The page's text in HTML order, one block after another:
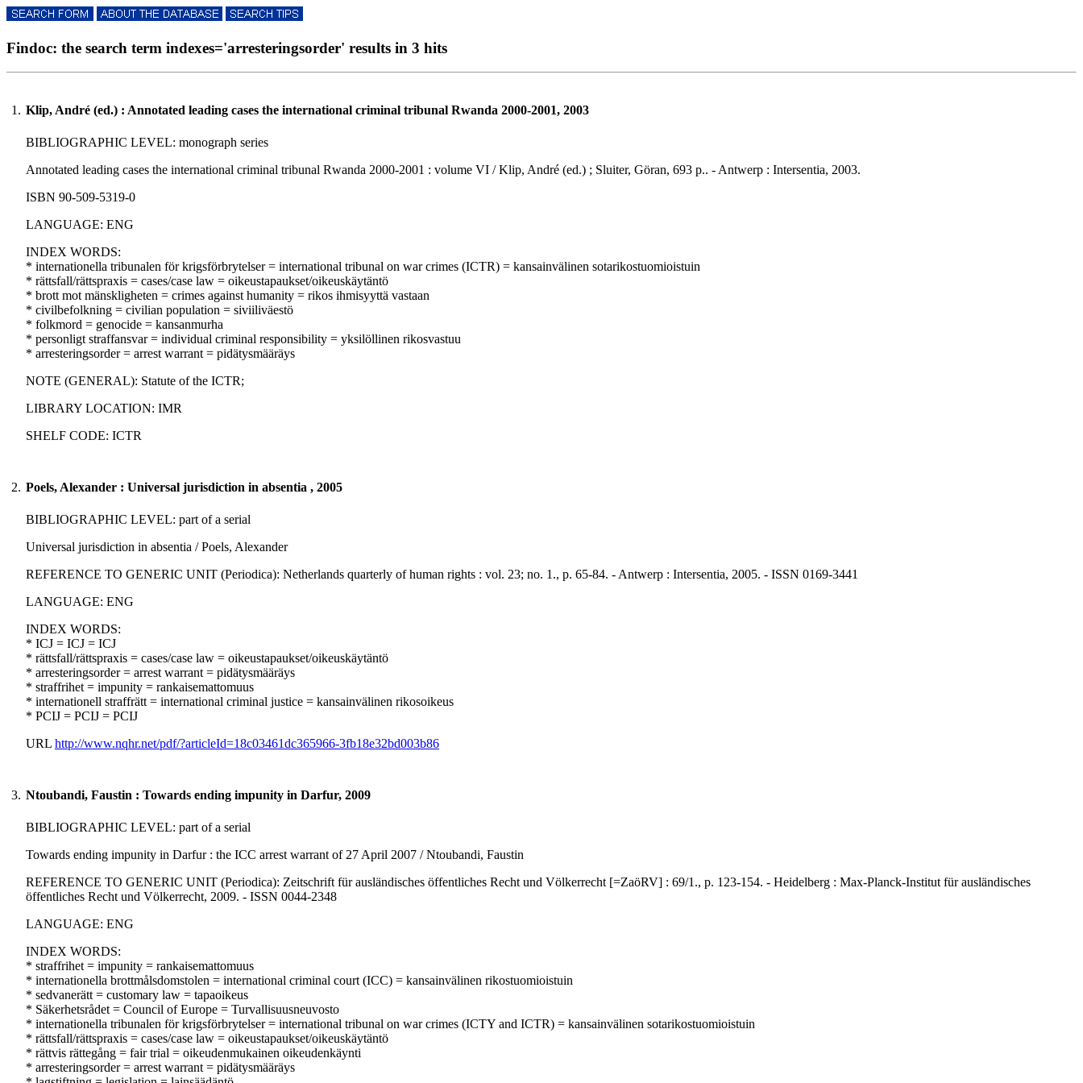
Findoc: the search term indexes='arresteringsorder' results in 3 hits
1. Klip, André (ed.) : Annotated leading cases the international criminal tribunal Rwanda 2000-2001, 2003
BIBLIOGRAPHIC LEVEL: monograph series
Annotated leading cases the international criminal tribunal Rwanda 2000-2001 : volume VI / Klip, André (ed.) ; Sluiter, Göran, 693 p.. - Antwerp : Intersentia, 2003.
ISBN 90-509-5319-0
LANGUAGE: ENG
INDEX WORDS:
* internationella tribunalen för krigsförbrytelser = international tribunal on war crimes (ICTR) = kansainvälinen sotarikostuomioistuin
* rättsfall/rättspraxis = cases/case law = oikeustapaukset/oikeuskäytäntö
* brott mot mänskligheten = crimes against humanity = rikos ihmisyyttä vastaan
* civilbefolkning = civilian population = siviiliväestö
* folkmord = genocide = kansanmurha
* personligt straffansvar = individual criminal responsibility = yksilöllinen rikosvastuu
* arresteringsorder = arrest warrant = pidätysmääräys
NOTE (GENERAL): Statute of the ICTR;
LIBRARY LOCATION: IMR
SHELF CODE: ICTR
2. Poels, Alexander : Universal jurisdiction in absentia , 2005
BIBLIOGRAPHIC LEVEL: part of a serial
Universal jurisdiction in absentia / Poels, Alexander
REFERENCE TO GENERIC UNIT (Periodica): Netherlands quarterly of human rights : vol. 23; no. 1., p. 65-84. - Antwerp : Intersentia, 2005. - ISSN 0169-3441
LANGUAGE: ENG
INDEX WORDS:
* ICJ = ICJ = ICJ
* rättsfall/rättspraxis = cases/case law = oikeustapaukset/oikeuskäytäntö
* arresteringsorder = arrest warrant = pidätysmääräys
* straffrihet = impunity = rankaisemattomuus
* internationell straffrätt = international criminal justice = kansainvälinen rikosoikeus
* PCIJ = PCIJ = PCIJ
URL http://www.nqhr.net/pdf/?articleId=18c03461dc365966-3fb18e32bd003b86
3. Ntoubandi, Faustin : Towards ending impunity in Darfur, 2009
BIBLIOGRAPHIC LEVEL: part of a serial
Towards ending impunity in Darfur : the ICC arrest warrant of 27 April 2007 / Ntoubandi, Faustin
REFERENCE TO GENERIC UNIT (Periodica): Zeitschrift für ausländisches öffentliches Recht und Völkerrecht [=ZaöRV] : 69/1., p. 123-154. - Heidelberg : Max-Planck-Institut für ausländisches
öffentliches Recht und Völkerrecht, 2009. - ISSN 0044-2348
LANGUAGE: ENG
INDEX WORDS:
* straffrihet = impunity = rankaisemattomuus
* internationella brottmålsdomstolen = international criminal court (ICC) = kansainvälinen rikostuomioistuin
* sedvanerätt = customary law = tapaoikeus
* Säkerhetsrådet = Council of Europe = Turvallisuusneuvosto
* internationella tribunalen för krigsförbrytelser = international tribunal on war crimes (ICTY and ICTR) = kansainvälinen sotarikostuomioistuin
* rättsfall/rättspraxis = cases/case law = oikeustapaukset/oikeuskäytäntö
* rättvis rättegång = fair trial = oikeudenmukainen oikeudenkäynti
* arresteringsorder = arrest warrant = pidätysmääräys